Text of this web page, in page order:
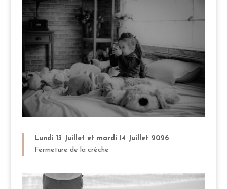
Lundi 13 Juillet et mardi 14 Juillet 2026
Fermeture de la crèche